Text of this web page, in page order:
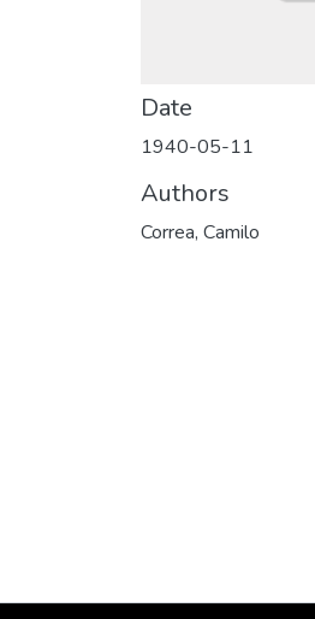
Date
1940-05-11
Authors
Correa, Camilo